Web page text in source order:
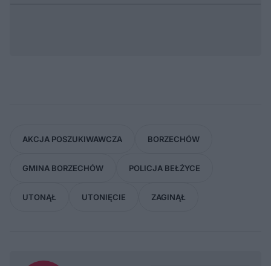
AKCJA POSZUKIWAWCZA BORZECHÓW
GMINA BORZECHÓW POLICJA BEŁŻYCE
UTONĄŁ UTONIĘCIE ZAGINĄŁ